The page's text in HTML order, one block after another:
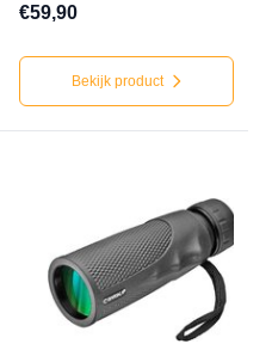
€59,90
Bekijk product